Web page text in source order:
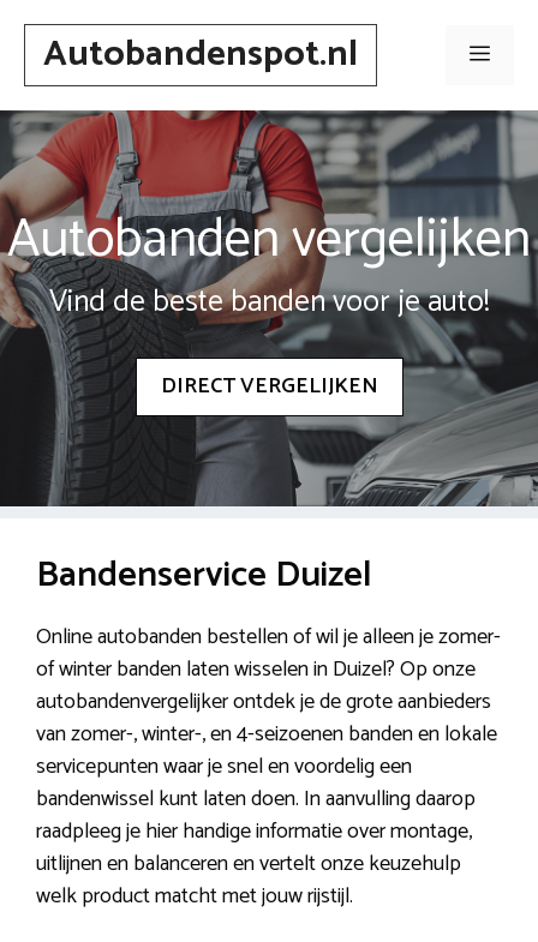
Spring
inhoudAutobandenspot.nl Menu
Autobanden vergelijken
Vind de beste banden voor je auto!
DIRECT VERGELIJKEN
Bandenservice Duizel
Online autobanden bestellen of wil je alleen je zomer-
of winter banden laten wisselen in Duizel? Op onze
autobandenvergelijker ontdek je de grote aanbieders
van zomer-, winter-, en 4-seizoenen banden en lokale
servicepunten waar je snel en voordelig een
bandenwissel kunt laten doen. In aanvulling daarop
raadpleeg je hier handige informatie over montage,
uitlijnen en balanceren en vertelt onze keuzehulp
welk product matcht met jouw rijstijl.